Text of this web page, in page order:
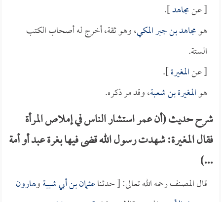
[ عنمجاهد].
هومجاهد بن جبر المكي، وهو ثقة، أخرج له أصحاب الكتب
الستة.
[ عنالمغيرة].
هوالمغيرة بن شعبة، وقد مر ذكره.
شرح حديث (أن عمر استشار الناس في إملاص المرأة
فقال المغيرة: شهدت رسول الله قضى فيها بغرة عبد أو أمة
...)
قال المصنف رحمه الله تعالى: [ حدثناعثمان بن أبي شيبةوهارون